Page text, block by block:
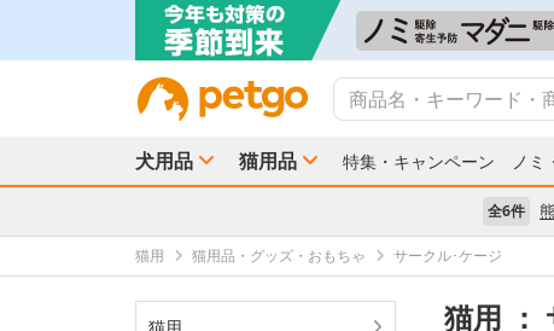
犬用品 猫用品 特集・キャンペーン ノミ
全6件
猫用 猫用品・グッズ・おもちゃ サークル･ケージ
猫用